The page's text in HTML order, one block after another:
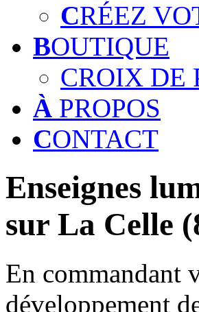
CRÉEZ
BOUTIQUE
CROIX DE
À PROPOS
CONTACT
Enseignes
sur La Celle
En commandant
développement